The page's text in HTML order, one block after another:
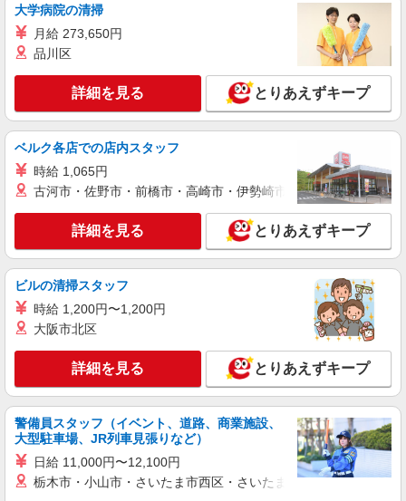
大学病院の清掃
月給 273,650円
品川区
詳細を見る とりあえずキープ
ベルク各店での店内スタッフ
時給 1,065円
古河市・佐野市・前橋市・高崎市・伊勢崎市・太田市・館林市
詳細を見る とりあえずキープ
ビルの清掃スタッフ
時給 1,200円〜1,200円
大阪市北区
詳細を見る とりあえずキープ
警備員スタッフ（イベント、道路、商業施設、
大型駐車場、JR列車見張りなど）
日給 11,000円〜12,100円
栃木市・小山市・さいたま市西区・さいたま市岩槻区・久喜市・